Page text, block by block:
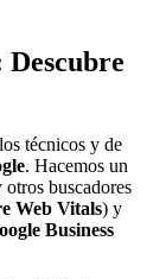
técnicos y de
. Hacemos un
buscadores
Web Vitals) y
Business